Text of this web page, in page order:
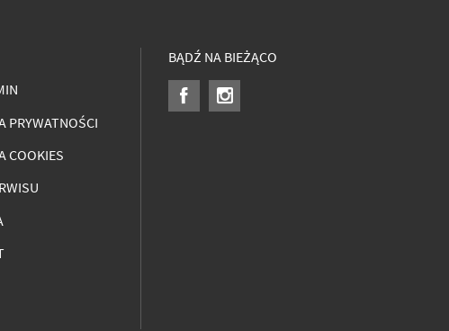
PRYWATNOŚCI
COOKIES
BĄDŹ NA BIEŻĄCO